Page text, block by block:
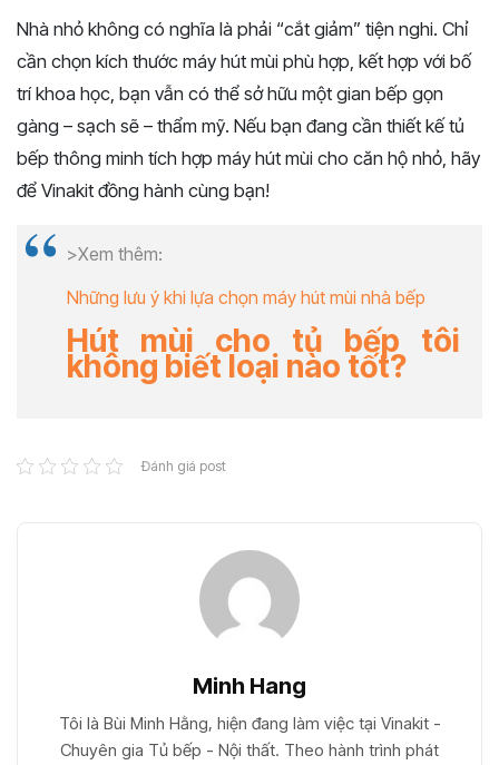
Nhà nhỏ không có nghĩa là phải “cắt giảm” tiện nghi. Chỉ
cần chọn kích thước máy hút mùi phù hợp, kết hợp với bố
trí khoa học, bạn vẫn có thể sở hữu một gian bếp gọn
gàng – sạch sẽ – thẩm mỹ. Nếu bạn đang cần thiết kế tủ
bếp thông minh tích hợp máy hút mùi cho căn hộ nhỏ, hãy
để Vinakit đồng hành cùng bạn!
>Xem thêm:
Những lưu ý khi lựa chọn máy hút mùi nhà bếp
Hút mùi cho tủ bếp tôi
không biết loại nào tốt?
Đánh giá post
Minh Hang
Tôi là Bùi Minh Hằng, hiện đang làm việc tại Vinakit -
Chuyên gia Tủ bếp - Nội thất. Theo hành trình phát